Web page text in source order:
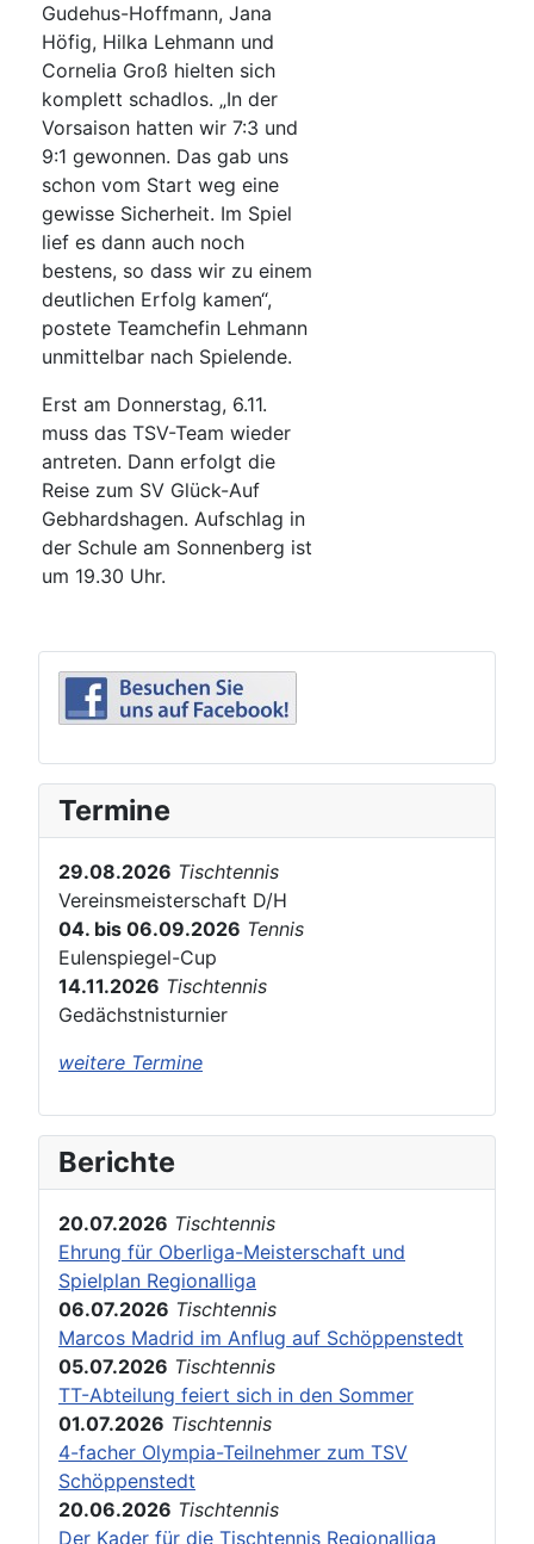
Gudehus-Hoffmann, Jana
Höfig, Hilka Lehmann und
Cornelia Groß hielten sich
komplett schadlos. „In der
Vorsaison hatten wir 7:3 und
9:1 gewonnen. Das gab uns
schon vom Start weg eine
gewisse Sicherheit. Im Spiel
lief es dann auch noch
bestens, so dass wir zu einem
deutlichen Erfolg kamen“,
postete Teamchefin Lehmann
unmittelbar nach Spielende.
Erst am Donnerstag, 6.11.
muss das TSV-Team wieder
antreten. Dann erfolgt die
Reise zum SV Glück-Auf
Gebhardshagen. Aufschlag in
der Schule am Sonnenberg ist
um 19.30 Uhr.
Termine
29.08.2026 Tischtennis
Vereinsmeisterschaft D/H
04. bis 06.09.2026 Tennis
Eulenspiegel-Cup
14.11.2026 Tischtennis
Gedächstnisturnier
weitere Termine
Berichte
20.07.2026 Tischtennis
Ehrung für Oberliga-Meisterschaft und
Spielplan Regionalliga
06.07.2026 Tischtennis
Marcos Madrid im Anflug auf Schöppenstedt
05.07.2026 Tischtennis
TT-Abteilung feiert sich in den Sommer
01.07.2026 Tischtennis
4-facher Olympia-Teilnehmer zum TSV
Schöppenstedt
20.06.2026 Tischtennis
Der Kader für die Tischtennis Regionalliga